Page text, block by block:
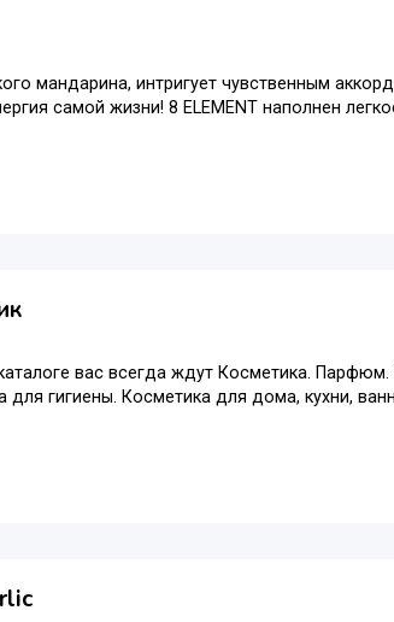
мандарина, интригует чувственным
самой жизни! 8 ELEMENT наполнен
вас всегда ждут Косметика.
гигиены. Косметика для дома, кухни,